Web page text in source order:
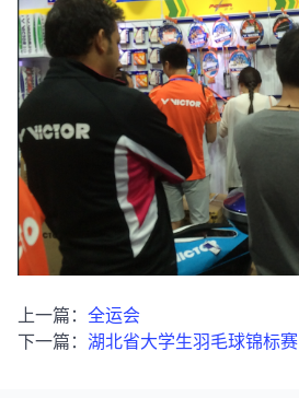
上一篇： 全运会
下一篇： 湖北省大学生羽毛球锦标赛